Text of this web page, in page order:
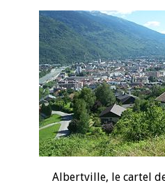
Albertville, le cartel